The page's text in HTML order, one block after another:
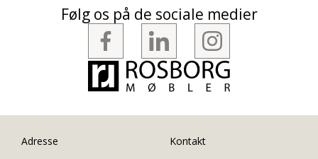
Følg os på de sociale medier
Adresse Kontakt